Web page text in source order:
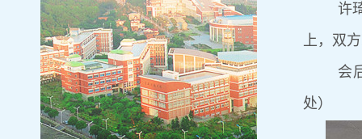
许
上，双
会
处）